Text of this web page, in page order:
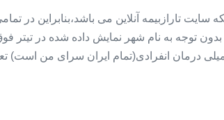
سایت تارازبیمه آنلاین می باشد،بنابراین در
توجه به نام شهر نمایش داده شده در تیتر
درمان انفرادی(تمام ایران سرای من است)